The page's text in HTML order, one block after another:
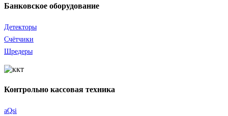
Банковское оборудование
Детекторы
Счётчики
Шредеры
Контрольно кассовая техника
aQsi